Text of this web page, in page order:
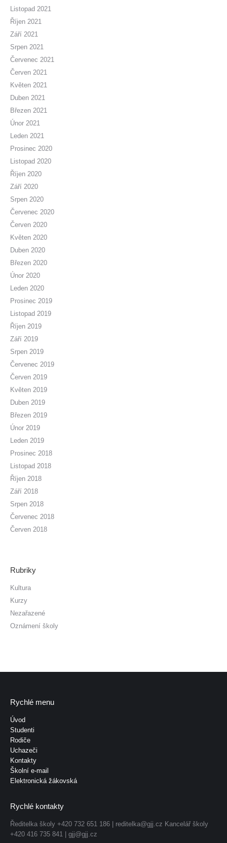
Listopad 2021
Říjen 2021
Září 2021
Srpen 2021
Červenec 2021
Červen 2021
Květen 2021
Duben 2021
Březen 2021
Únor 2021
Leden 2021
Prosinec 2020
Listopad 2020
Říjen 2020
Září 2020
Srpen 2020
Červenec 2020
Červen 2020
Květen 2020
Duben 2020
Březen 2020
Únor 2020
Leden 2020
Prosinec 2019
Listopad 2019
Říjen 2019
Září 2019
Srpen 2019
Červenec 2019
Červen 2019
Květen 2019
Duben 2019
Březen 2019
Únor 2019
Leden 2019
Prosinec 2018
Listopad 2018
Říjen 2018
Září 2018
Srpen 2018
Červenec 2018
Červen 2018
Rubriky
Kultura
Kurzy
Nezařazené
Oznámení školy
Rychlé menu
Úvod
Studenti
Rodiče
Uchazeči
Kontakty
Školní e-mail
Elektronická žákovská
Rychlé kontakty
Ředitelka školy +420 732 651 186 | reditelka@gjj.cz Kancelář školy
+420 416 735 841 | gjj@gjj.cz